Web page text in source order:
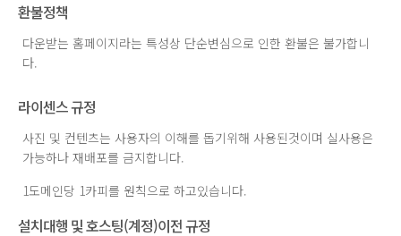
환불정책
다운받는 홈페이지라는 특성상 단순변심으로 인한 환불은 불가합니
다.
라이센스 규정
사진 및 컨텐츠는 사용자의 이해를 돕기위해 사용된것이며 실사용은
가능하나 재배포를 금지합니다.
1도메인당 1카피를 원칙으로 하고있습니다.
설치대행 및 호스팅(계정)이전 규정